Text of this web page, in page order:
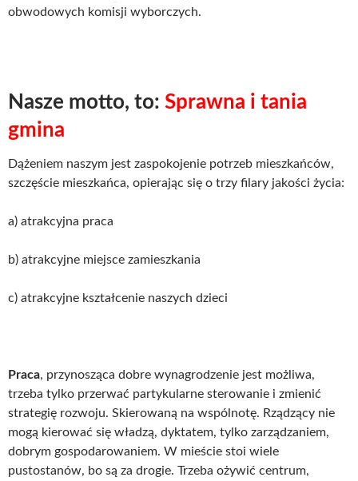
obwodowych komisji wyborczych.
Nasze motto, to: Sprawna i tania
gmina
Dążeniem naszym jest zaspokojenie potrzeb mieszkańców,
szczęście mieszkańca, opierając się o trzy filary jakości życia:
a) atrakcyjna praca
b) atrakcyjne miejsce zamieszkania
c) atrakcyjne kształcenie naszych dzieci
Praca, przynosząca dobre wynagrodzenie jest możliwa,
trzeba tylko przerwać partykularne sterowanie i zmienić
strategię rozwoju. Skierowaną na wspólnotę. Rządzący nie
mogą kierować się władzą, dyktatem, tylko zarządzaniem,
dobrym gospodarowaniem. W mieście stoi wiele
pustostanów, bo są za drogie. Trzeba ożywić centrum,